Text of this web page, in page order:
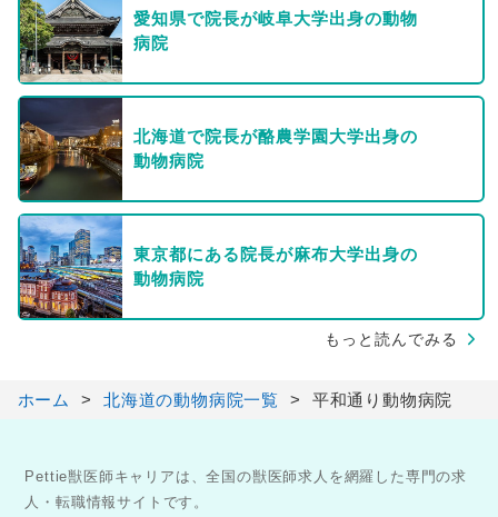
愛知県で院長が岐阜大学出身の動物
病院
北海道で院長が酪農学園大学出身の
動物病院
東京都にある院長が麻布大学出身の
動物病院
もっと読んでみる
ホーム 北海道の動物病院一覧 平和通り動物病院
Pettie獣医師キャリアは、全国の獣医師求人を網羅した専門の求
人・転職情報サイトです。